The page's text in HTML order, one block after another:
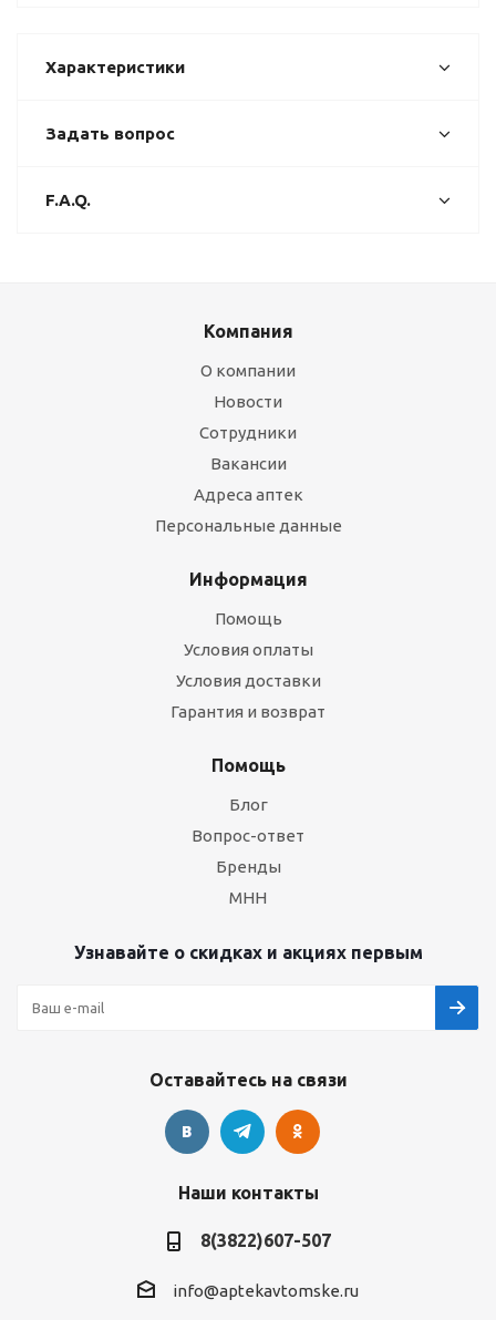
Характеристики
Задать вопрос
F.A.Q.
Компания
О компании
Новости
Сотрудники
Вакансии
Адреса аптек
Персональные данные
Информация
Помощь
Условия оплаты
Условия доставки
Гарантия и возврат
Помощь
Блог
Вопрос-ответ
Бренды
МНН
Узнавайте о скидках и акциях первым
Оставайтесь на связи
Наши контакты
8(3822)607-507
info@aptekavtomske.ru